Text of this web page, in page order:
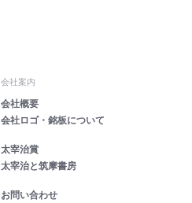
会社案内
会社概要
会社ロゴ・銘板について
太宰治賞
太宰治と筑摩書房
お問い合わせ